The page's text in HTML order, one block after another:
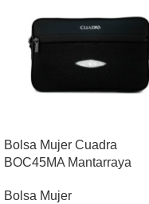
Bolsa Mujer Cuadra
BOC45MA Mantarraya
Bolsa Mujer